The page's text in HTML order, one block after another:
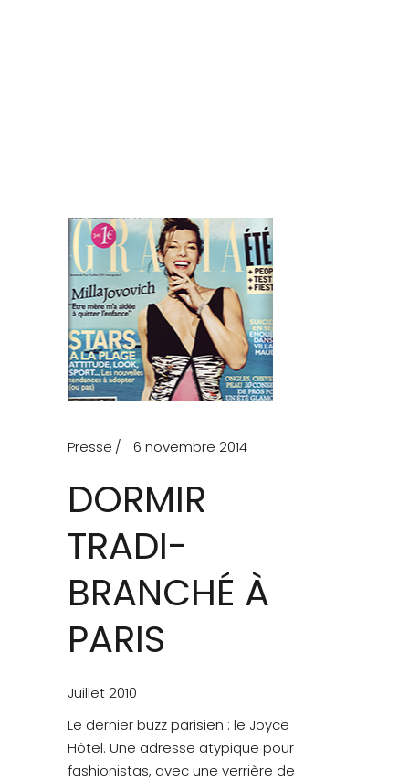
Presse 6 novembre 2014
DORMIR
TRADI-
BRANCHÉ À
PARIS
Juillet 2010
Le dernier buzz parisien : le Joyce
Hôtel. Une adresse atypique pour
fashionistas, avec une verrière de